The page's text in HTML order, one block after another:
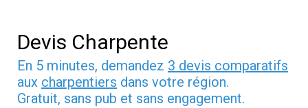
Devis Charpente
En 5 minutes, demandez 3 devis comparatifs
aux charpentiers dans votre région.
Gratuit, sans pub et sans engagement.